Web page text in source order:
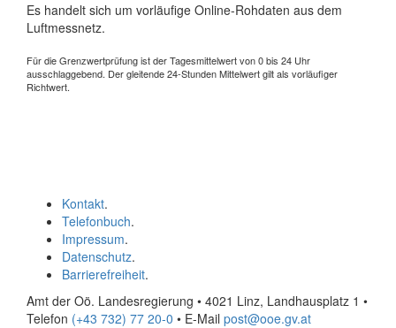
Es handelt sich um vorläufige Online-Rohdaten aus dem
Luftmessnetz.
Für die Grenzwertprüfung ist der Tagesmittelwert von 0 bis 24 Uhr
ausschlaggebend. Der gleitende 24-Stunden Mittelwert gilt als vorläufiger
Richtwert.
Kontakt.
Telefonbuch.
Impressum.
Datenschutz.
Barrierefreiheit.
Amt der Oö. Landesregierung • 4021 Linz, Landhausplatz 1 •
Telefon (+43 732) 77 20-0 • E-Mail post@ooe.gv.at